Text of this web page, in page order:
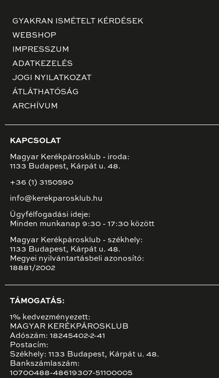
GYAKRAN ISMÉTELT KÉRDÉSEK
WEBSHOP
IMPRESSZUM
ADATKEZELÉS
JOGI NYILATKOZAT
ÁTLÁTHATÓSÁG
ARCHÍVUM
KAPCSOLAT
Magyar Kerékpárosklub - iroda:
1133 Budapest, Kárpát u. 48.
+36 (1) 3150590
info@kerekparosklub.hu
Ügyfélfogadási ideje:
Minden munkanap 9:30 - 17:30 között
Magyar Kerékpárosklub - székhely:
1133 Budapest, Kárpát u. 48.
Megyei nyilvántartásbeli azonosító:
18881/2002
TÁMOGATÁS:
1% kedvezményezett:
MAGYAR KERÉKPÁROSKLUB
Adószám: 18245402-2-41
Postacím:
Székhely: 1133 Budapest, Kárpát u. 48.
Bankszámlaszám:
10700488-48619307-51100005